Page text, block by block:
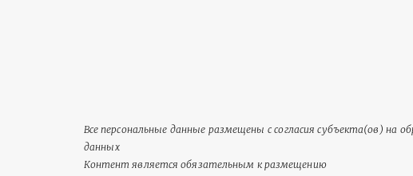
Все персональные данные размещены с согласия субъекта(ов) на
данных
Контент является обязательным к размещению